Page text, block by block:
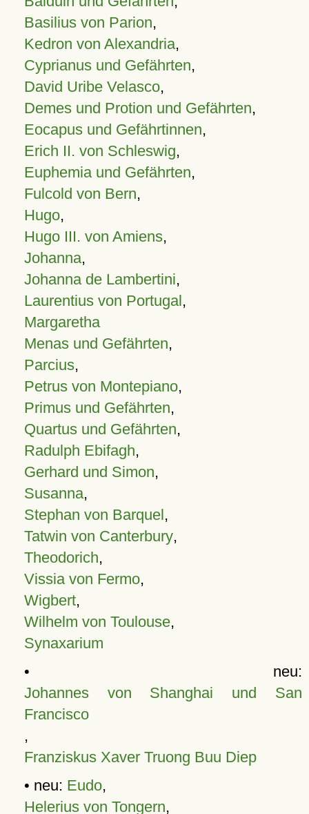
Basilius von Parion,
Kedron von Alexandria,
Cyprianus und Gefährten,
David Uribe Velasco,
Demes und Protion und Gefährten,
Eocapus und Gefährtinnen,
Erich II. von Schleswig,
Euphemia und Gefährten,
Fulcold von Bern,
Hugo,
Hugo III. von Amiens,
Johanna,
Johanna de Lambertini,
Laurentius von Portugal,
Margaretha
Menas und Gefährten,
Parcius,
Petrus von Montepiano,
Primus und Gefährten,
Quartus und Gefährten,
Radulph Ebifagh,
Gerhard und Simon,
Susanna,
Stephan von Barquel,
Tatwin von Canterbury,
Theodorich,
Vissia von Fermo,
Wigbert,
Wilhelm von Toulouse,
Synaxarium
• neu:
Johannes von Shanghai und San
Francisco
,
Franziskus Xaver Truong Buu Diep
• neu: Eudo,
Helerius von Tongern,